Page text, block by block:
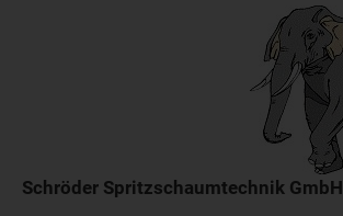
Schröder Spritzschaumtechnik GmbH